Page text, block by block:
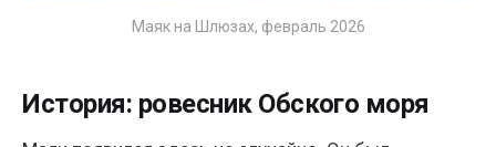
Маяк на Шлюзах, февраль 2026
История: ровесник Обского моря